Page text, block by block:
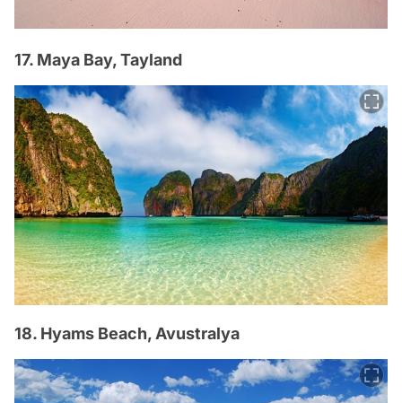
17. Maya Bay, Tayland
18. Hyams Beach, Avustralya